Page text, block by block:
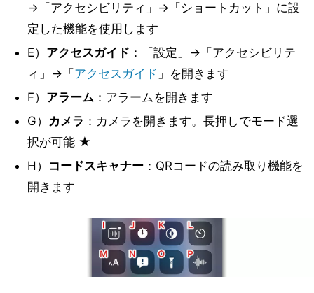
→「アクセシビリティ」→「ショートカット」に設
定した機能を使用します
E） アクセスガイド ：「設定」→「アクセシビリテ
ィ」→「 アクセスガイド 」を開きます
F） アラーム：アラームを開きます
G） カメラ ：カメラを開きます。長押しでモード選
択が可能 ★
H）
コードスキャナー：QRコードの読み取り機能を
開きます